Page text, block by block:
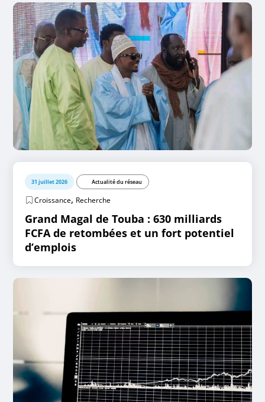
31 juillet 2026 Actualité du réseau
Croissance, Recherche
Grand Magal de Touba : 630 milliards
FCFA de retombées et un fort potentiel
d’emplois